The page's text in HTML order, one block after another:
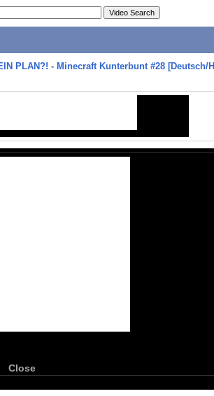
PLAN?! - Minecraft Kunterbunt #28 [Deutsch/H
Close